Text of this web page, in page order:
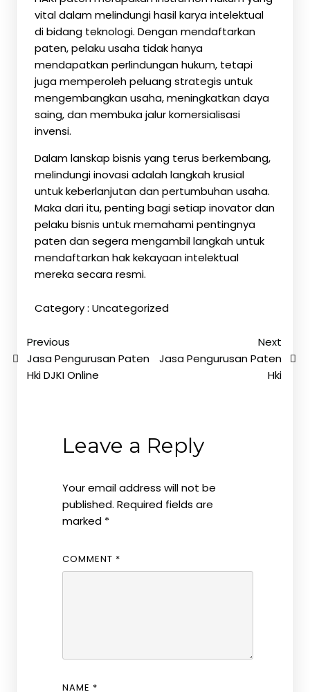
vital dalam melindungi hasil karya intelektual
di bidang teknologi. Dengan mendaftarkan
paten, pelaku usaha tidak hanya
mendapatkan perlindungan hukum, tetapi
juga memperoleh peluang strategis untuk
mengembangkan usaha, meningkatkan daya
saing, dan membuka jalur komersialisasi
invensi.
Dalam lanskap bisnis yang terus berkembang,
melindungi inovasi adalah langkah krusial
untuk keberlanjutan dan pertumbuhan usaha.
Maka dari itu, penting bagi setiap inovator dan
pelaku bisnis untuk memahami pentingnya
paten dan segera mengambil langkah untuk
mendaftarkan hak kekayaan intelektual
mereka secara resmi.
Category : Uncategorized
Previous
Jasa Pengurusan Paten
Hki DJKI Online
Next
Jasa Pengurusan Paten
Hki
Leave a Reply
Your email address will not be
published. Required fields are
marked *
COMMENT *
NAME *